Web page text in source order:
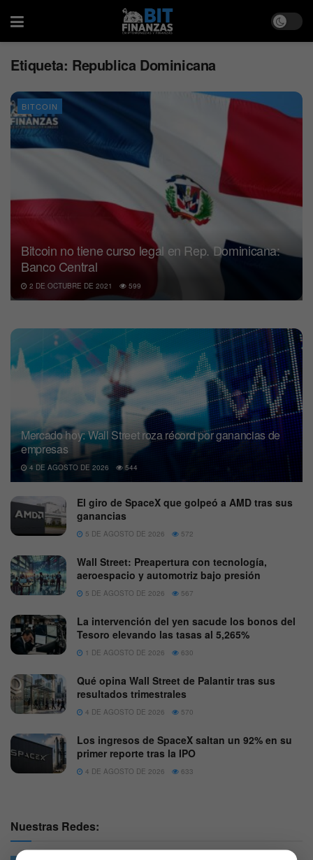
Etiqueta: Republica Dominicana
BITCOIN
Bitcoin no tiene curso legal en Rep. Dominicana:
Banco Central
2 DE OCTUBRE DE 2021 599
Mercado hoy: Wall Street roza récord por ganancias de
empresas
4 DE AGOSTO DE 2026 544
El giro de SpaceX que golpeó a AMD tras sus
ganancias
5 DE AGOSTO DE 2026 572
Wall Street: Preapertura con tecnología,
aeroespacio y automotriz bajo presión
5 DE AGOSTO DE 2026 567
La intervención del yen sacude los bonos del
Tesoro elevando las tasas al 5,265%
1 DE AGOSTO DE 2026 630
Qué opina Wall Street de Palantir tras sus
resultados trimestrales
4 DE AGOSTO DE 2026 570
Los ingresos de SpaceX saltan un 92% en su
primer reporte tras la IPO
4 DE AGOSTO DE 2026 633
Nuestras Redes: